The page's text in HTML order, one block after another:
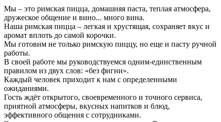
Мы – это римская пицца, домашняя паста, теплая атмосфера,
дружеское общение и вино... много вина.
Наша римская пицца – легкая и хрустящая, сохраняет вкус и
аромат вплоть до самой корочки.
Мы готовим не только римскую пиццу, но еще и пасту ручной
работы.
В своей работе мы руководствуемся одним-единственным
правилом из двух слов: «без фигни».
Каждый человек приходит к нам с определенными
ожиданиями.
Гость ждёт открытого, своевременного и точного сервиса,
приятной атмосферы, вкусных напитков и блюд,
эффективного общения с сотрудниками.